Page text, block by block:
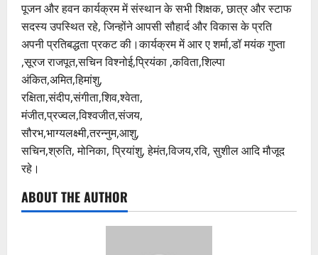
पूजन और हवन कार्यक्रम में संस्थान के सभी शिक्षक, छात्र और स्टाफ
सदस्य उपस्थित रहे, जिन्होंने आपसी सौहार्द और विकास के प्रति
अपनी प्रतिबद्धता प्रकट की।कार्यक्रम में आर ए शर्मा,डॉ मयंक गुप्ता
,सूरज राजपूत,सचिन विश्नोई,प्रियंका ,कविता,शिल्पा
अंकित,अमित,हिमांशु,
रक्षिता,संदीप,संगीता,शिव,श्वेता,
मंजीत,प्रज्वल,विश्वजीत,संजय,
सौरभ,भाग्यलक्ष्मी,तरन्नुम,आशु,
सचिन,श्रुति, मोनिका, प्रियांशु, हेमंत,विजय,रवि, सुशील आदि मौजूद
रहे।
ABOUT THE AUTHOR